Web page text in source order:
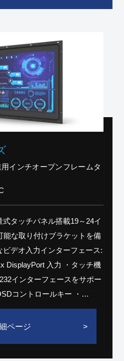
インチオープンフレームタ
能な取り付けブラケットを備
ビデオ入力インターフェース:
DisplayPort 入力 ・タッチ機
インターフェースをサポー
コントロールキー ・
ポート ・フロントパネル
準/VESA/ラックマウントを
ページ